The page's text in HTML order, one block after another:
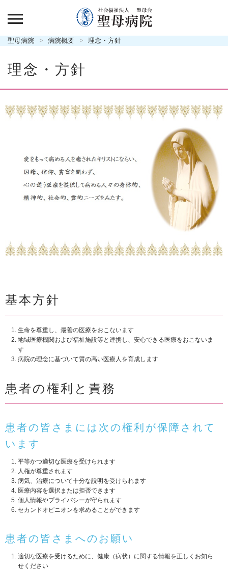
聖母病院 病院概要 理念・方針
理念・方針
基本方針
生命を尊重し、最善の医療をおこないます
地域医療機関および福祉施設等と連携し、安心できる医療をおこないま
す
病院の理念に基づいて質の高い医療人を育成します
患者の権利と責務
患者の皆さまには次の権利が保障されて
います
平等かつ適切な医療を受けられます
人権が尊重されます
病気、治療について十分な説明を受けられます
医療内容を選択または拒否できます
個人情報やプライバシーが守られます
セカンドオピニオンを求めることができます
患者の皆さまへのお願い
適切な医療を受けるために、健康（病状）に関する情報を正しくお知ら
せください